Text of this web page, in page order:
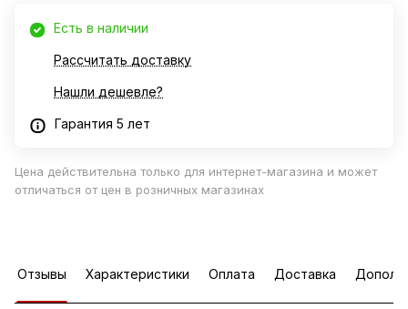
Есть в наличии
Рассчитать доставку
Нашли дешевле?
Гарантия 5 лет
Цена действительна только для интернет-магазина и может
отличаться от цен в розничных магазинах
Отзывы Характеристики Оплата Доставка